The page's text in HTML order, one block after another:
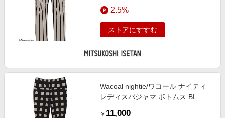
2.5%
ストアにすすむ
Wacoal nightie/ワコール ナイティ
レディスパジャマ ボトムス BL ル
￥ 11,000